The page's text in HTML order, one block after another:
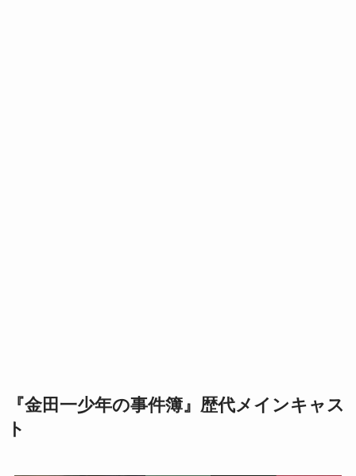
『金田一少年の事件簿』歴代メインキャス
ト